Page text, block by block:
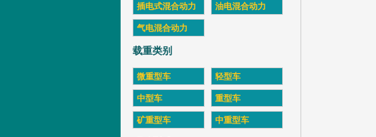
插电式混合动力 油电混合动力
气电混合动力
载重类别
微重型车 轻型车
中型车 重型车
矿重型车 中重型车